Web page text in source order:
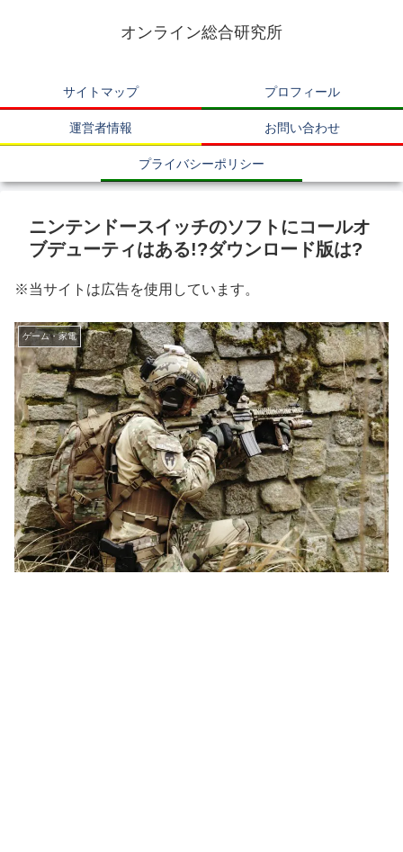
オンライン総合研究所
サイトマップ プロフィール
運営者情報 お問い合わせ
プライバシーポリシー
ニンテンドースイッチのソフトにコールオ
ブデューティはある!?ダウンロード版は?
※当サイトは広告を使用しています。
ゲーム・家電